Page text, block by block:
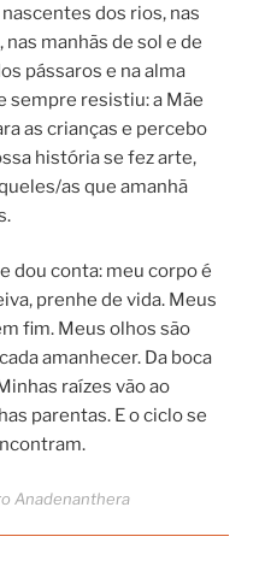
dos rios, nas
manhãs de sol e de
pássaros e na alma
sempre resistiu: a Mãe
as crianças e percebo
história se fez arte,
as que amanhã
dou conta: meu corpo é
prenhe de vida. Meus
fim. Meus olhos são
amanhecer. Da boca
raízes vão ao
parentas. E o ciclo se
Anadenanthera